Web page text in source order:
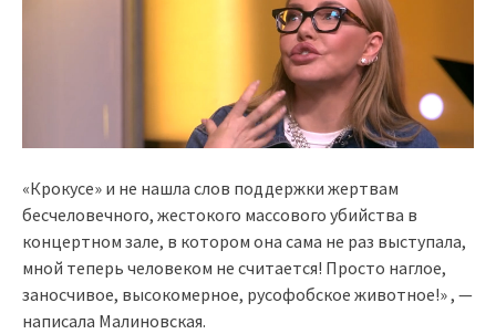
«Крокусе» и не нашла слов поддержки жертвам
бесчеловечного, жестокого массового убийства в
концертном зале, в котором она сама не раз выступала,
мной теперь человеком не считается! Просто наглое,
заносчивое, высокомерное, русофобское животное!» , —
написала Малиновская.